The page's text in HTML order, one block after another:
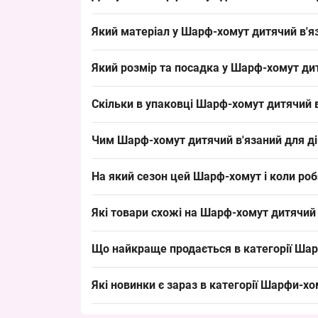
серед магазинів дитячого одягу, що швидко
Який матеріал у Шарф-хомут дитячий
вигляд, що приваблює оптових покупців.
Який розмір та посадка у Шарф-хомут
викладки в дитячому відділі і закриває
Скільки в упаковці Шарф-хомут дитячий
поповнення торгового запасу.
Чим Шарф-хомут дитячий в'язаний для
акрилові або бавовняні хомути для
На який сезон цей Шарф-хомут і коли
швидкий обіг товарів у торговій точці.
Які товари схожі на Шарф-хомут
Шарф дитячий в'язаний Оптом для хлопчиків
Що найкраще продається в категорії
Які новинки є зараз в категорії Шарфи-